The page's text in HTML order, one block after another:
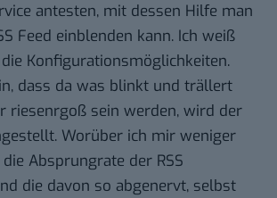
antesten, mit dessen Hilfe man
Feed einblenden kann. Ich weiß
Konfigurationsmöglichkeiten.
dass da was blinkt und trällert
riesenrgoß sein werden, wird der
Worüber ich mir weniger
Absprungrate der RSS
die davon so abgenervt, selbst